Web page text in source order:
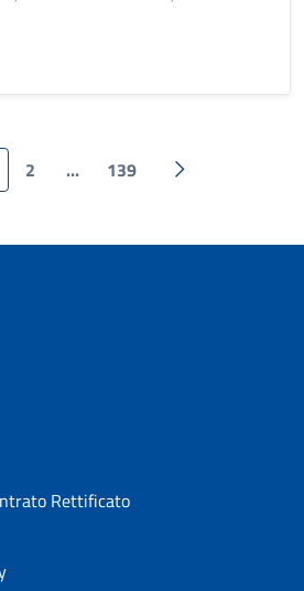
Pagina
2 ... Pagina
139 Pagina
Rettificato